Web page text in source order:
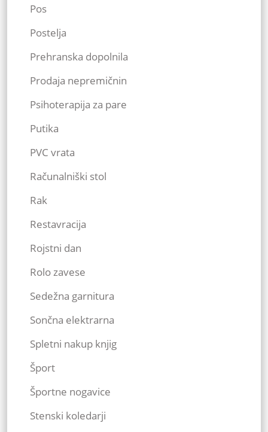
Pos
Postelja
Prehranska dopolnila
Prodaja nepremičnin
Psihoterapija za pare
Putika
PVC vrata
Računalniški stol
Rak
Restavracija
Rojstni dan
Rolo zavese
Sedežna garnitura
Sončna elektrarna
Spletni nakup knjig
Šport
Športne nogavice
Stenski koledarji